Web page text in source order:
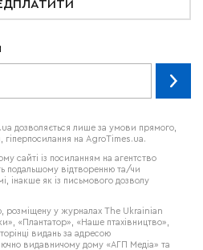
дозволяється лише за умови прямого,
гіперпосилання на AgroTimes.ua.
сайті із посиланням на агентство
подальшому відтворенню та/чи
інакше як із письмового дозволу
розміщену у журналах The Ukrainian
«Плантатор», «Наше птахівництво»,
видань за адресою
видавничому дому «АГП Медіа» та